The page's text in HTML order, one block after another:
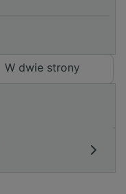
W dwie strony